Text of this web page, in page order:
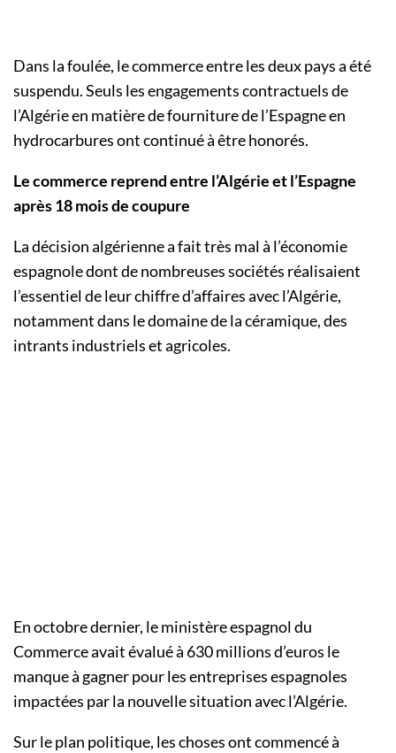
Dans la foulée, le commerce entre les deux pays a été
suspendu. Seuls les engagements contractuels de
l’Algérie en matière de fourniture de l’Espagne en
hydrocarbures ont continué à être honorés.
Le commerce reprend entre l’Algérie et l’Espagne
après 18 mois de coupure
La décision algérienne a fait très mal à l’économie
espagnole dont de nombreuses sociétés réalisaient
l’essentiel de leur chiffre d’affaires avec l’Algérie,
notamment dans le domaine de la céramique, des
intrants industriels et agricoles.
En octobre dernier, le ministère espagnol du
Commerce avait évalué à 630 millions d’euros le
manque à gagner pour les entreprises espagnoles
impactées par la nouvelle situation avec l’Algérie.
Sur le plan politique, les choses ont commencé à